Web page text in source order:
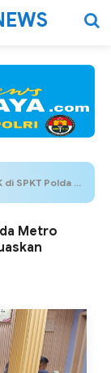
Sebut Pelayanan Memuaskan
Metro